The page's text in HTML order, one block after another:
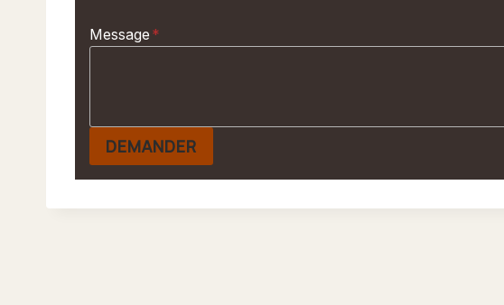
Message *
DEMANDER